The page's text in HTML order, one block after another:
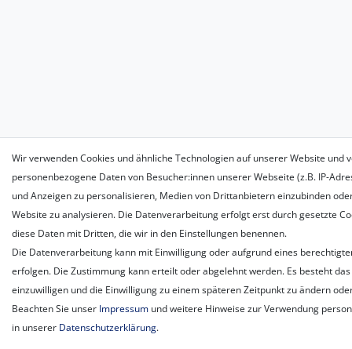
Wir verwenden Cookies und ähnliche Technologien auf unserer Website und
personenbezogene Daten von Besucher:innen unserer Webseite (z.B. IP-
und Anzeigen zu personalisieren, Medien von Drittanbietern einzubinden
Website zu analysieren. Die Datenverarbeitung erfolgt erst durch gesetzte
diese Daten mit Dritten, die wir in den Einstellungen benennen.
Die Datenverarbeitung kann mit Einwilligung oder aufgrund eines
erfolgen. Die Zustimmung kann erteilt oder abgelehnt werden. Es besteht das
einzuwilligen und die Einwilligung zu einem späteren Zeitpunkt zu ändern
Beachten Sie unser Impressum und weitere Hinweise zur Verwendung
in unserer Daten­schutz­erklärung.